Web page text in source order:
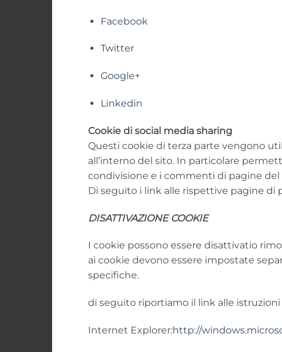
Facebook
Twitter
Google+
Linkedin
Cookie di social media sharing
Questi cookie di terza parte vengono
all’interno del sito. In particolare
condivisione e i commenti di pagine del
Di seguito i link alle rispettive pagine di
DISATTIVAZIONE COOKIE
I cookie possono essere disattivatio
ai cookie devono essere impostate
specifiche.
di seguito riportiamo il link alle
Internet Explorer:http://